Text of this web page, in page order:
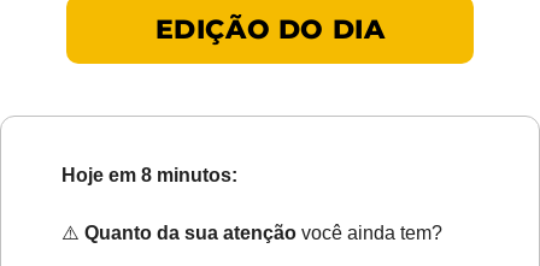
EDIÇÃO DO DIA
Hoje em 8 minutos:
⚠️ Quanto da sua atenção você ainda tem?